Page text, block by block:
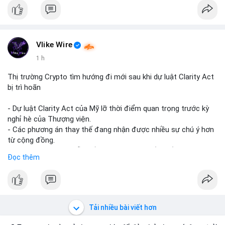
Vlike Wire
1 h
Thị trường Crypto tìm hướng đi mới sau khi dự luật Clarity Act
bị trì hoãn
- Dự luật Clarity Act của Mỹ lỡ thời điểm quan trọng trước kỳ
nghỉ hè của Thượng viện.
- Các phương án thay thế đang nhận được nhiều sự chú ý hơn
từ cộng đồng.
trễ về pháp lý.
#binancesquare
Đọc thêm
Tải nhiều bài viết hơn